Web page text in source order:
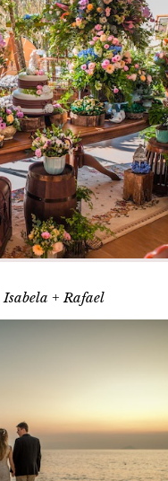
Isabela + Rafael